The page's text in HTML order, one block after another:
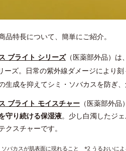
品特長について、簡単にご紹介。
ブライト シリーズ（医薬部外品）は
ーズ。日常の紫外線ダメージにより
生成を抑えてシミ・ソバカスを防ぎ
ブライト モイスチャー （医薬部外品
守り続ける保湿液。少し白濁したジ
クスチャーです。
ソバカスが肌表面に現れること *2 うるおいに